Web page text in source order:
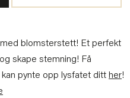
blomsterstett! Et perfekt
skape stemning! Få
pynte opp lysfatet ditt her!